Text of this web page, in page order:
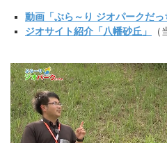
動画「ぶら～り ジオパークだっ
ジオサイト紹介「八幡砂丘」